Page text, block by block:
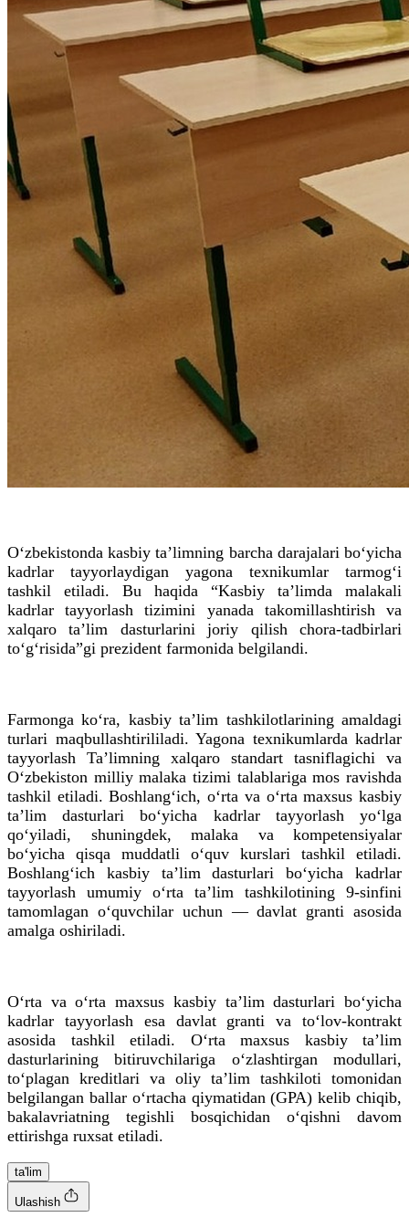
O‘zbekistonda kasbiy ta’limning barcha darajalari bo‘yicha
kadrlar tayyorlaydigan yagona texnikumlar tarmog‘i
tashkil etiladi. Bu haqida “Kasbiy ta’limda malakali
kadrlar tayyorlash tizimini yanada takomillashtirish va
xalqaro ta’lim dasturlarini joriy qilish chora-tadbirlari
to‘g‘risida”gi prezident farmonida belgilandi.
Farmonga ko‘ra, kasbiy ta’lim tashkilotlarining amaldagi
turlari maqbullashtirililadi. Yagona texnikumlarda kadrlar
tayyorlash Ta’limning xalqaro standart tasniflagichi va
O‘zbekiston milliy malaka tizimi talablariga mos ravishda
tashkil etiladi. Boshlang‘ich, o‘rta va o‘rta maxsus kasbiy
ta’lim dasturlari bo‘yicha kadrlar tayyorlash yo‘lga
qo‘yiladi, shuningdek, malaka va kompetensiyalar
bo‘yicha qisqa muddatli o‘quv kurslari tashkil etiladi.
Boshlang‘ich kasbiy ta’lim dasturlari bo‘yicha kadrlar
tayyorlash umumiy o‘rta ta’lim tashkilotining 9-sinfini
tamomlagan o‘quvchilar uchun — davlat granti asosida
amalga oshiriladi.
O‘rta va o‘rta maxsus kasbiy ta’lim dasturlari bo‘yicha
kadrlar tayyorlash esa davlat granti va to‘lov-kontrakt
asosida tashkil etiladi. O‘rta maxsus kasbiy ta’lim
dasturlarining bitiruvchilariga o‘zlashtirgan modullari,
to‘plagan kreditlari va oliy ta’lim tashkiloti tomonidan
belgilangan ballar o‘rtacha qiymatidan (GPA) kelib chiqib,
bakalavriatning tegishli bosqichidan o‘qishni davom
ettirishga ruxsat etiladi.
ta'lim
Ulashish